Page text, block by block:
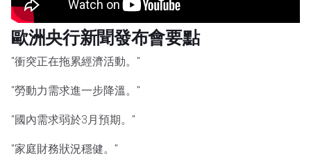
歐洲央行新聞發布會要點
"衝突正在拖累經濟活動。"
"勞動力需求進一步降溫。"
"國內需求弱於3月預期。"
"家庭財務狀況穩健。"